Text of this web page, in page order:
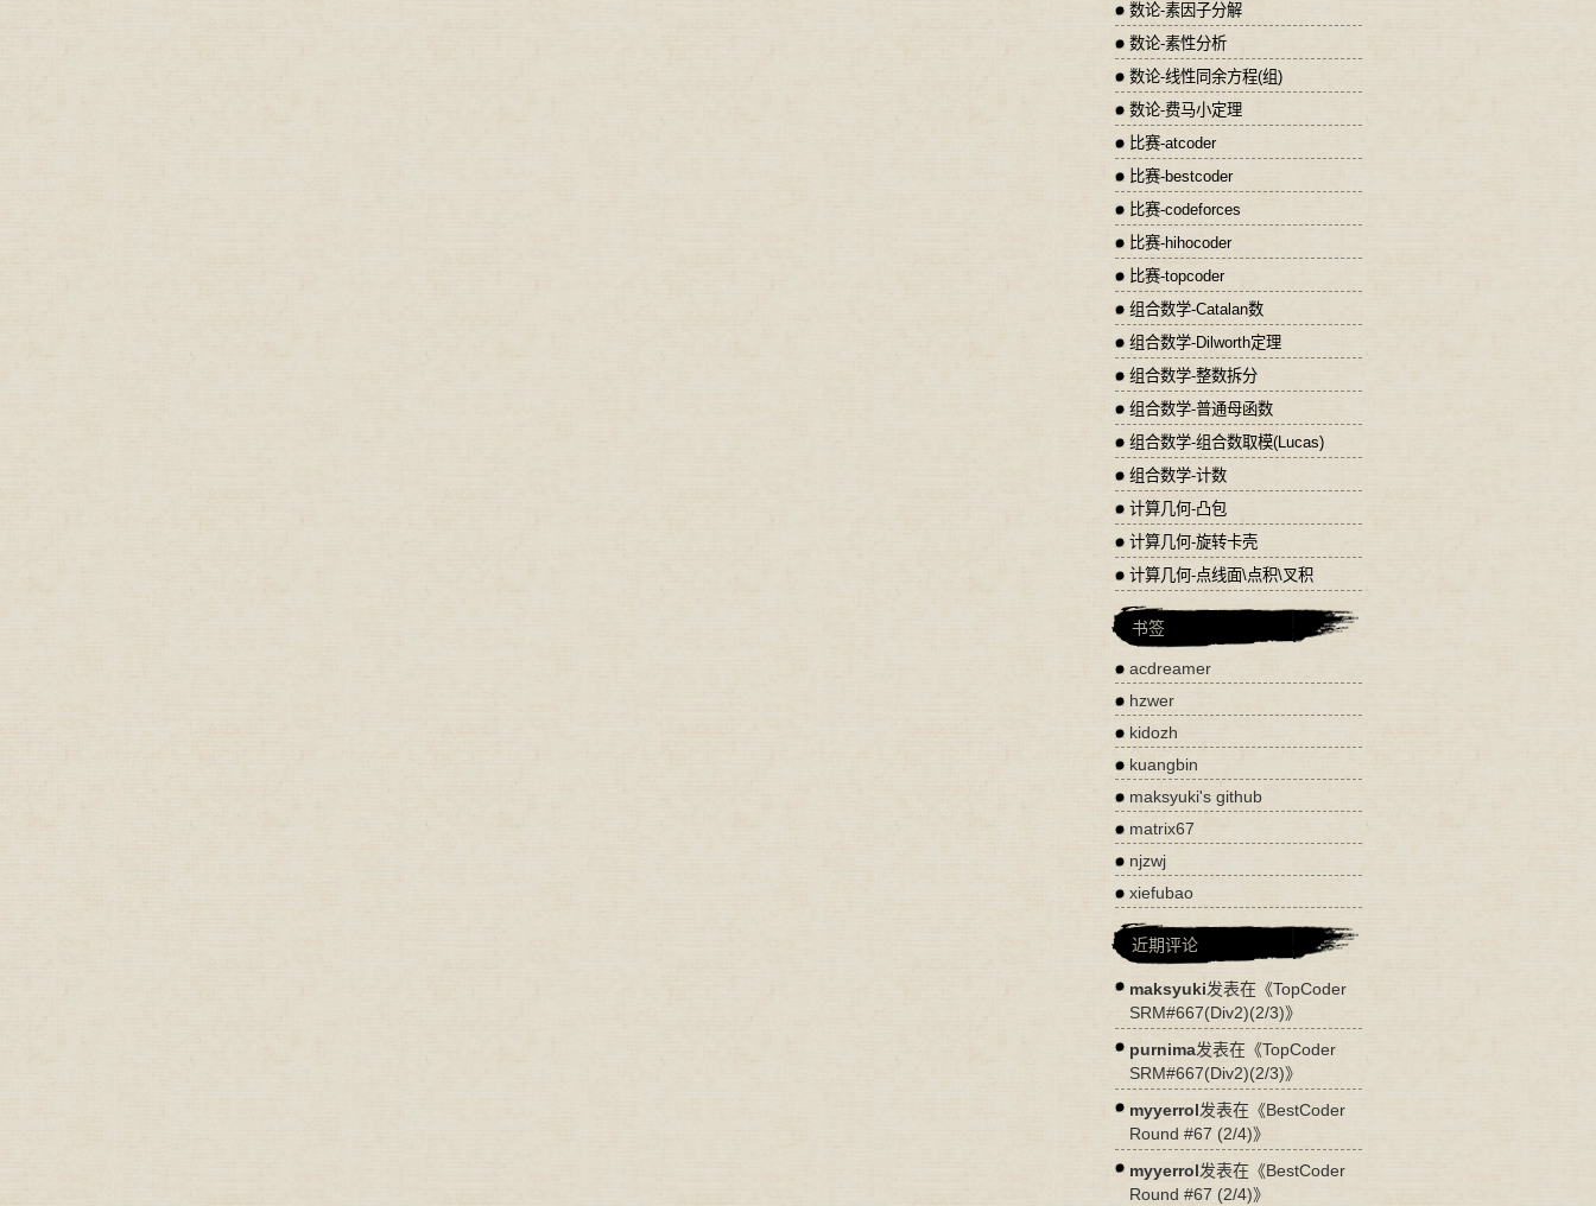
数论-素因子分解
数论-素性分析
数论-线性同余方程(组)
数论-费马小定理
比赛-atcoder
比赛-bestcoder
比赛-codeforces
比赛-hihocoder
比赛-topcoder
组合数学-Catalan数
组合数学-Dilworth定理
组合数学-整数拆分
组合数学-普通母函数
组合数学-组合数取模(Lucas)
组合数学-计数
计算几何-凸包
计算几何-旋转卡壳
计算几何-点线面\点积\叉积
书签
acdreamer
hzwer
kidozh
kuangbin
maksyuki's github
matrix67
njzwj
xiefubao
近期评论
maksyuki发表在《TopCoder
SRM#667(Div2)(2/3)》
purnima发表在《TopCoder
SRM#667(Div2)(2/3)》
myyerrol发表在《BestCoder
Round #67 (2/4)》
myyerrol发表在《BestCoder
Round #67 (2/4)》